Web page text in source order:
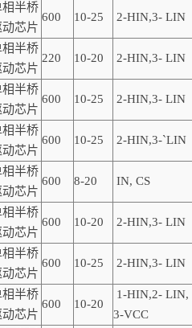
相半桥
动芯片
600 10-25 2-HIN,3- LIN
相半桥
动芯片
220 10-20 2-HIN,3- LIN
相半桥
动芯片
600 10-25 2-HIN,3- LIN
相半桥
动芯片
600 10-25 2-HIN,3-`LIN
相半桥
动芯片
600 8-20 IN, CS
相半桥
动芯片
600 10-20 2-HIN,3- LIN
相半桥
动芯片
600 10-25 2-HIN,3- LIN
相半桥
动芯片
600 10-20
1-HIN,2- LIN,
3-VCC